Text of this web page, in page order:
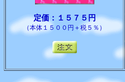
定価：１５７５円
（本体１５００円＋税５％）